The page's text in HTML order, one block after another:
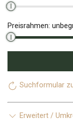
Preisrahmen:
Suchformular
Erweitert /